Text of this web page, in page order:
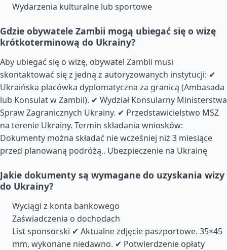
Wydarzenia kulturalne lub sportowe
Gdzie obywatele Zambii mogą ubiegać się o wizę
krótkoterminową do Ukrainy?
Aby ubiegać się o wizę, obywatel Zambii musi
skontaktować się z jedną z autoryzowanych instytucji: ✔
Ukraińska placówka dyplomatyczna za granicą (Ambasada
lub Konsulat w Zambii). ✔ Wydział Konsularny Ministerstwa
Spraw Zagranicznych Ukrainy. ✔ Przedstawicielstwo MSZ
na terenie Ukrainy. Termin składania wniosków:
Dokumenty można składać nie wcześniej niż 3 miesiące
przed planowaną podróżą.. Ubezpieczenie na Ukrainę
Jakie dokumenty są wymagane do uzyskania wizy
do Ukrainy?
Wyciągi z konta bankowego
Zaświadczenia o dochodach
List sponsorski ✔ Aktualne zdjęcie paszportowe. 35×45
mm, wykonane niedawno. ✔ Potwierdzenie opłaty